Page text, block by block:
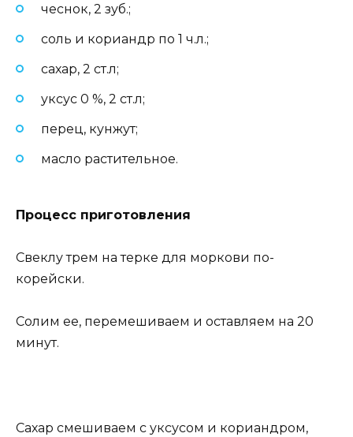
чеснок, 2 зуб.;
соль и кориандр по 1 ч.л.;
сахар, 2 ст.л;
уксус 0 %, 2 ст.л;
перец, кунжут;
масло растительное.
Процесс приготовления
Свеклу трем на терке для моркови по-
корейски.
Солим ее, перемешиваем и оставляем на 20
минут.
Сахар смешиваем с уксусом и кориандром,